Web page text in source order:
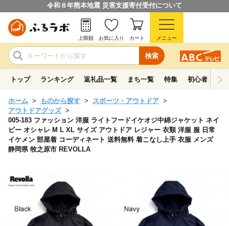
令和８年熊本地震 災害支援寄付受付について
検索
上限額 お気に入り カート メニュー
トップ ランキング 返礼品一覧 まち一覧 特集 初心者ガイド
ホーム ものから探す
スポーツ・アウトドア
アウトドアグッズ
005-183 ファッション 洋服 ライトフードイケオジ中綿ジャケット ネイ
ビー オシャレ M L XL サイズ アウトドア レジャー 衣類 洋服 服 日常
イケメン 部屋着 コーディネート 送料無料 着こなし上手 衣服 メンズ
静岡県 牧之原市 REVOLLA